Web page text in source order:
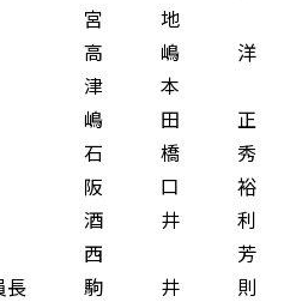
宮 地
高 嶋 洋
部長 津 本
長 嶋 田 正
長 石 橋 秀
長 阪 口 裕
長 酒 井 利
西 芳
員長 駒 井 則